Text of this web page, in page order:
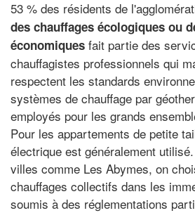
53 % des résidents de
des chauffages écologiques ou
économiques fait partie des
chauffagistes professionnels qui
respectent les standards
systèmes de chauffage par
employés pour les grands
Pour les appartements de petite
électrique est généralement
villes comme Les Abymes, on
chauffages collectifs dans les
soumis à des réglementations